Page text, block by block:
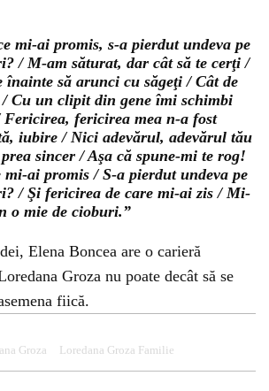
mi-ai promis, s-a pierdut undeva pe
/ M-am săturat, dar cât să te cerţi /
înainte să arunci cu săgeţi / Cât de
/ Cu un clipit din gene îmi schimbi
fericirea mea n-a fost
iubire / Nici adevărul, adevărul tău
sincer / Aşa că spune-mi te rog!
ai promis / S-a pierdut undeva pe
/ Şi fericirea de care mi-ai zis / Mi-
o mie de cioburi.”
Elena Boncea are o carieră
Groza nu poate decât să se
fiică.
Groza Loredana Groza Familie